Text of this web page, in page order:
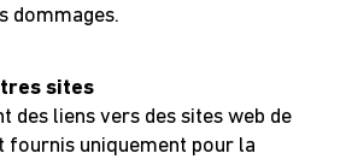
dommages.
sites
des liens vers des sites web de
fournis uniquement pour la